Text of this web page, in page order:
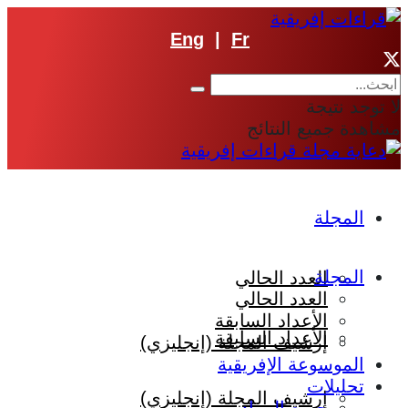
Eng Fr
لا توجد نتيجة
مشاهدة جميع النتائج
المجلة
العدد الحالي
الأعداد السابقة
إرشيف المجلة (إنجليزي)
المجلة
العدد الحالي
الأعداد السابقة
إرشيف المجلة (إنجليزي)
الموسوعة الإفريقية
تحليلات